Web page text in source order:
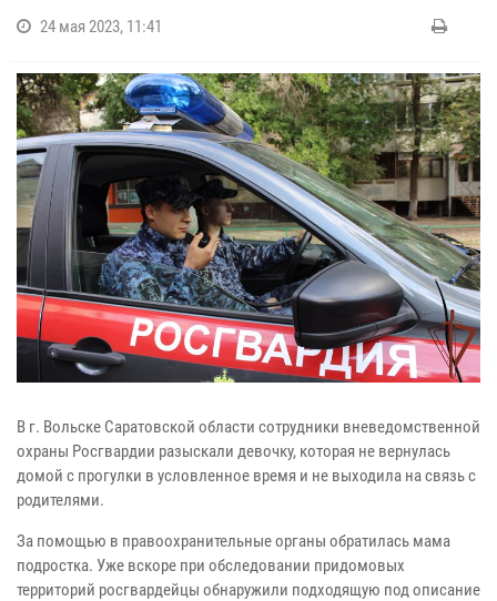
24 мая 2023, 11:41
В г. Вольске Саратовской области сотрудники вневедомственной
охраны Росгвардии разыскали девочку, которая не вернулась
домой с прогулки в условленное время и не выходила на связь с
родителями.
За помощью в правоохранительные органы обратилась мама
подростка. Уже вскоре при обследовании придомовых
территорий росгвардейцы обнаружили подходящую под описание